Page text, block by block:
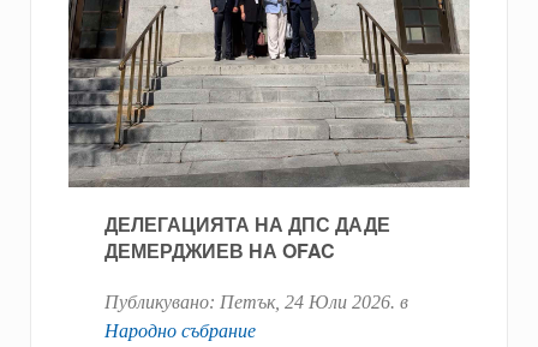
ДЕЛЕГАЦИЯТА НА ДПС ДАДЕ
ДЕМЕРДЖИЕВ НА OFAC
Публикувано: Петък, 24 Юли 2026. в
Народно събрание